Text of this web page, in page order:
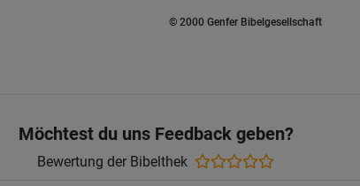
© 2000 Genfer Bibelgesellschaft
Möchtest du uns Feedback geben?
Bewertung der Bibelthek